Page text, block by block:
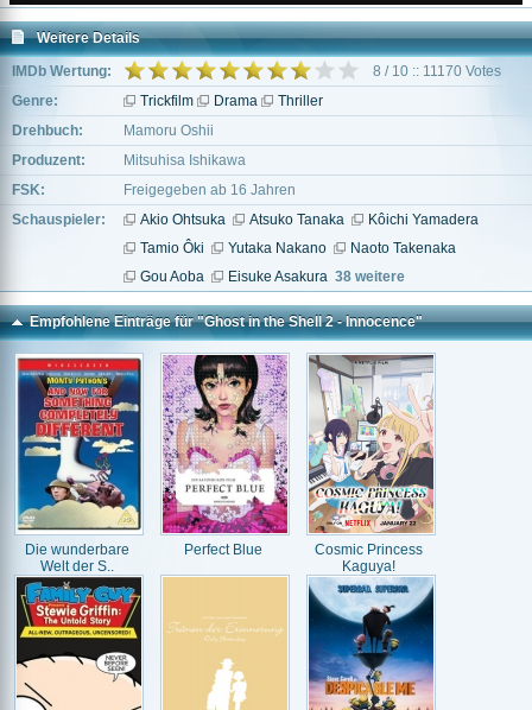
Weitere Details
IMDb Wertung:
8 / 10 :: 11170 Votes
Genre:
Trickfilm Drama
Thriller
Drehbuch:
Mamoru Oshii
Produzent:
Mitsuhisa Ishikawa
FSK:
Freigegeben ab 16 Jahren
Schauspieler:
Akio Ohtsuka Atsuko Tanaka
Kôichi Yamadera
Tamio Ôki
Yutaka Nakano
Naoto Takenaka
Gou Aoba
Eisuke Asakura 38 weitere
Empfohlene Einträge für "Ghost in the Shell 2 - Innocence"
Die wunderbare
Welt der S..
Perfect Blue
Cosmic Princess
Kaguya!